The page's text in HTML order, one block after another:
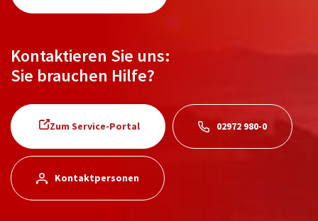
Kontaktieren Sie uns:
Sie brauchen Hilfe?
Zum Service-Portal 02972 980-0
Kontaktpersonen